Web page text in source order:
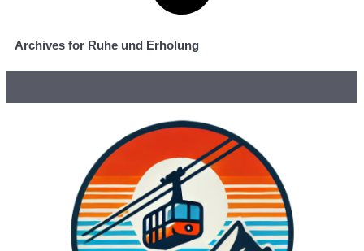
Archives for Ruhe und Erholung